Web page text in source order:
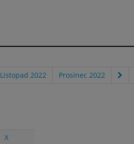
Listopad 2022 Prosinec 2022
X